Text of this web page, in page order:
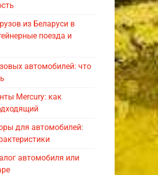
из Беларуси в
поезда и
автомобилей: что
Mercury: как
для автомобилей:
автомобиля или